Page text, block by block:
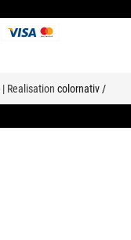
Realisation colornativ /